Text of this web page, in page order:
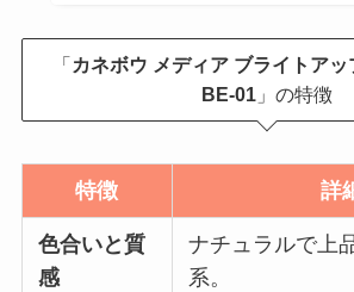
「カネボウ メディア ブライトア
BE-01 」の特徴
特徴 詳
色合いと質
感
ナチュラルで上
系。